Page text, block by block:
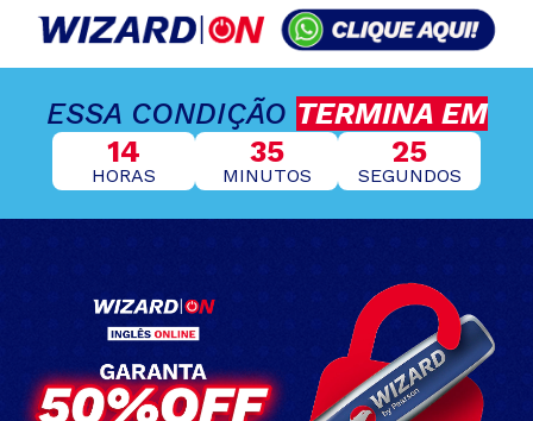
ESSA CONDIÇÃO TERMINA EM
14
HORAS
35
MINUTOS
24
SEGUNDOS